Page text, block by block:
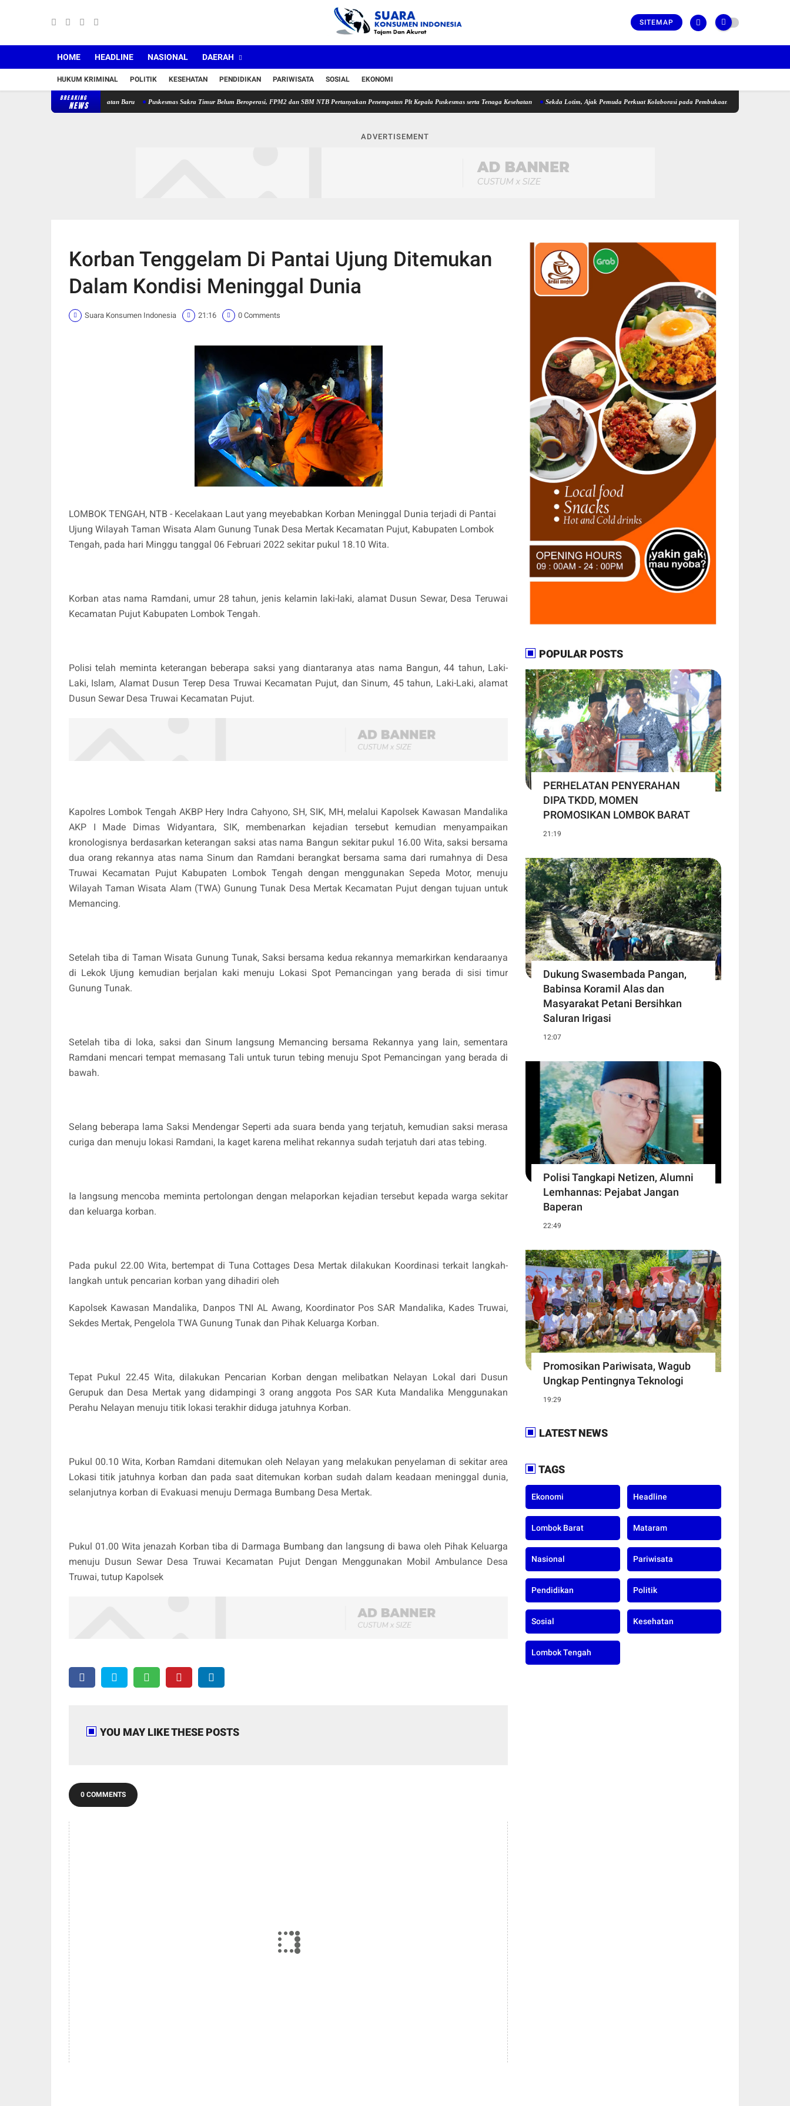
SITEMAP
HOME HEADLINE NASIONAL DAERAH
HUKUM KRIMINAL POLITIK KESEHATAN PENDIDIKAN PARIWISATA SOSIAL EKONOMI
BREAKING
NEWS
Jabatan Lama dan Jabatan Baru Puskesmas Sakra Timur Belum Beroperasi, FPM2 dan SBM NTB Pertanyakan Penempatan Plt Kepala Puskesmas serta Tenaga Kesehatan Sekda Lotim, Ajak Pemuda Perkuat Kolaborasi pada Pembukaan Rangkaian Kegiatan
ADVERTISEMENT
Korban Tenggelam Di Pantai Ujung Ditemukan
Dalam Kondisi Meninggal Dunia
Suara Konsumen Indonesia 21:16 0 Comments
LOMBOK TENGAH, NTB - Kecelakaan Laut yang meyebabkan Korban Meninggal Dunia terjadi di Pantai
Ujung Wilayah Taman Wisata Alam Gunung Tunak Desa Mertak Kecamatan Pujut, Kabupaten Lombok
Tengah, pada hari Minggu tanggal 06 Februari 2022 sekitar pukul 18.10 Wita.
Korban atas nama Ramdani, umur 28 tahun, jenis kelamin laki-laki, alamat Dusun Sewar, Desa Teruwai
Kecamatan Pujut Kabupaten Lombok Tengah.
Polisi telah meminta keterangan beberapa saksi yang diantaranya atas nama Bangun, 44 tahun, Laki-
Laki, Islam, Alamat Dusun Terep Desa Truwai Kecamatan Pujut, dan Sinum, 45 tahun, Laki-Laki, alamat
Dusun Sewar Desa Truwai Kecamatan Pujut.
Kapolres Lombok Tengah AKBP Hery Indra Cahyono, SH, SIK, MH, melalui Kapolsek Kawasan Mandalika
AKP I Made Dimas Widyantara, SIK, membenarkan kejadian tersebut kemudian menyampaikan
kronologisnya berdasarkan keterangan saksi atas nama Bangun sekitar pukul 16.00 Wita, saksi bersama
dua orang rekannya atas nama Sinum dan Ramdani berangkat bersama sama dari rumahnya di Desa
Truwai Kecamatan Pujut Kabupaten Lombok Tengah dengan menggunakan Sepeda Motor, menuju
Wilayah Taman Wisata Alam (TWA) Gunung Tunak Desa Mertak Kecamatan Pujut dengan tujuan untuk
Memancing.
Setelah tiba di Taman Wisata Gunung Tunak, Saksi bersama kedua rekannya memarkirkan kendaraanya
di Lekok Ujung kemudian berjalan kaki menuju Lokasi Spot Pemancingan yang berada di sisi timur
Gunung Tunak.
Setelah tiba di loka, saksi dan Sinum langsung Memancing bersama Rekannya yang lain, sementara
Ramdani mencari tempat memasang Tali untuk turun tebing menuju Spot Pemancingan yang berada di
bawah.
Selang beberapa lama Saksi Mendengar Seperti ada suara benda yang terjatuh, kemudian saksi merasa
curiga dan menuju lokasi Ramdani, Ia kaget karena melihat rekannya sudah terjatuh dari atas tebing.
Ia langsung mencoba meminta pertolongan dengan melaporkan kejadian tersebut kepada warga sekitar
dan keluarga korban.
Pada pukul 22.00 Wita, bertempat di Tuna Cottages Desa Mertak dilakukan Koordinasi terkait langkah-
langkah untuk pencarian korban yang dihadiri oleh
Kapolsek Kawasan Mandalika, Danpos TNI AL Awang, Koordinator Pos SAR Mandalika, Kades Truwai,
Sekdes Mertak, Pengelola TWA Gunung Tunak dan Pihak Keluarga Korban.
Tepat Pukul 22.45 Wita, dilakukan Pencarian Korban dengan melibatkan Nelayan Lokal dari Dusun
Gerupuk dan Desa Mertak yang didampingi 3 orang anggota Pos SAR Kuta Mandalika Menggunakan
Perahu Nelayan menuju titik lokasi terakhir diduga jatuhnya Korban.
Pukul 00.10 Wita, Korban Ramdani ditemukan oleh Nelayan yang melakukan penyelaman di sekitar area
Lokasi titik jatuhnya korban dan pada saat ditemukan korban sudah dalam keadaan meninggal dunia,
selanjutnya korban di Evakuasi menuju Dermaga Bumbang Desa Mertak.
Pukul 01.00 Wita jenazah Korban tiba di Darmaga Bumbang dan langsung di bawa oleh Pihak Keluarga
menuju Dusun Sewar Desa Truwai Kecamatan Pujut Dengan Menggunakan Mobil Ambulance Desa
Truwai, tutup Kapolsek
YOU MAY LIKE THESE POSTS
0 COMMENTS
POPULAR POSTS
PERHELATAN PENYERAHAN
DIPA TKDD, MOMEN
PROMOSIKAN LOMBOK BARAT
21:19
Dukung Swasembada Pangan,
Babinsa Koramil Alas dan
Masyarakat Petani Bersihkan
Saluran Irigasi
12:07
Polisi Tangkapi Netizen, Alumni
Lemhannas: Pejabat Jangan
Baperan
22:49
Promosikan Pariwisata, Wagub
Ungkap Pentingnya Teknologi
19:29
LATEST NEWS
TAGS
Ekonomi Headline
Lombok Barat Mataram
Nasional Pariwisata
Pendidikan Politik
Sosial Kesehatan
Lombok Tengah